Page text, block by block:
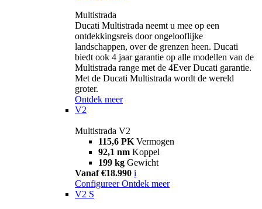
Multistrada
Ducati Multistrada neemt u mee op een
ontdekkingsreis door ongelooflijke
landschappen, over de grenzen heen. Ducati
biedt ook 4 jaar garantie op alle modellen van de
Multistrada range met de 4Ever Ducati garantie.
Met de Ducati Multistrada wordt de wereld
groter.
Ontdek meer
V2
Multistrada V2
115,6 PK Vermogen
92,1 nm Koppel
199 kg Gewicht
Vanaf €18.990 i
Configureer Ontdek meer
V2 S